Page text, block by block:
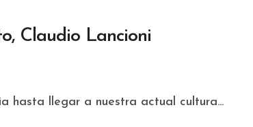
Claudio Lancioni
hasta llegar a nuestra actual cultura...